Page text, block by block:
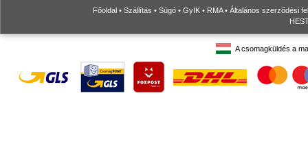
Főoldal • Szállítás • Súgó • GyIK • RMA• Általános szerződési
A csomagküldés a